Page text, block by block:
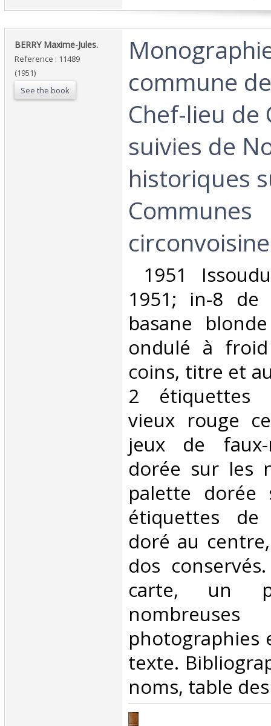
‎BERRY Maxime-Jules.‎
Reference : 11489
(1951)
See the book
commune
Chef-lieu de
suivies de
historiques
Communes
1951
1951; in-8 de
basane
ondulé à
coins, titre et
2 étiquettes
vieux rouge
jeux de
dorée sur les
palette dorée
étiquettes
doré au
dos
carte, un
photographies
texte.
noms, table